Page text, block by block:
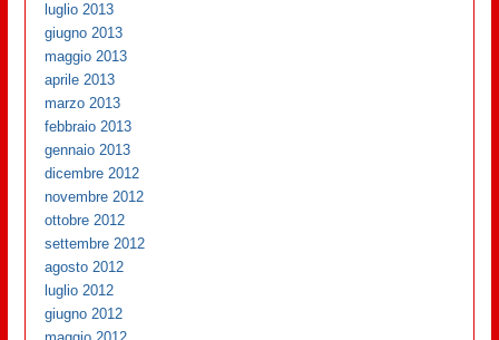
luglio 2013
giugno 2013
maggio 2013
aprile 2013
marzo 2013
febbraio 2013
gennaio 2013
dicembre 2012
novembre 2012
ottobre 2012
settembre 2012
agosto 2012
luglio 2012
giugno 2012